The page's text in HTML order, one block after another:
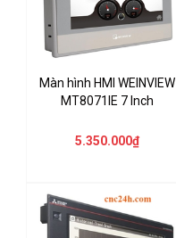
Màn hình HMI WEINVIEW
MT8071IE 7 Inch
5.350.000₫